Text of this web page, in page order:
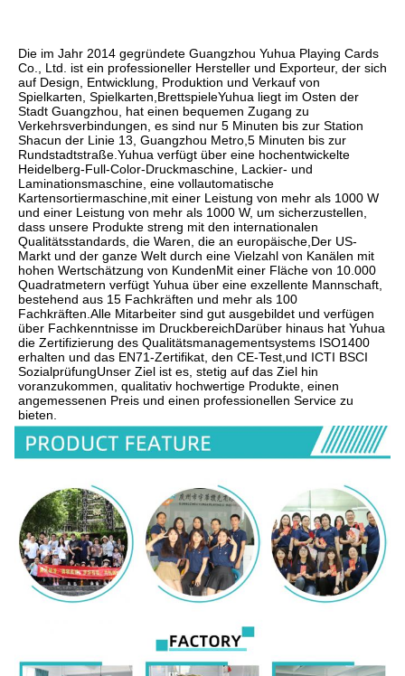
Die im Jahr 2014 gegründete Guangzhou Yuhua Playing Cards
Co., Ltd. ist ein professioneller Hersteller und Exporteur, der sich
auf Design, Entwicklung, Produktion und Verkauf von
Spielkarten, Spielkarten,BrettspieleYuhua liegt im Osten der
Stadt Guangzhou, hat einen bequemen Zugang zu
Verkehrsverbindungen, es sind nur 5 Minuten bis zur Station
Shacun der Linie 13, Guangzhou Metro,5 Minuten bis zur
Rundstadtstraße.Yuhua verfügt über eine hochentwickelte
Heidelberg-Full-Color-Druckmaschine, Lackier- und
Laminationsmaschine, eine vollautomatische
Kartensortiermaschine,mit einer Leistung von mehr als 1000 W
und einer Leistung von mehr als 1000 W, um sicherzustellen,
dass unsere Produkte streng mit den internationalen
Qualitätsstandards, die Waren, die an europäische,Der US-
Markt und der ganze Welt durch eine Vielzahl von Kanälen mit
hohen Wertschätzung von KundenMit einer Fläche von 10.000
Quadratmetern verfügt Yuhua über eine exzellente Mannschaft,
bestehend aus 15 Fachkräften und mehr als 100
Fachkräften.Alle Mitarbeiter sind gut ausgebildet und verfügen
über Fachkenntnisse im DruckbereichDarüber hinaus hat Yuhua
die Zertifizierung des Qualitätsmanagementsystems ISO1400
erhalten und das EN71-Zertifikat, den CE-Test,und ICTI BSCI
SozialprüfungUnser Ziel ist es, stetig auf das Ziel hin
voranzukommen, qualitativ hochwertige Produkte, einen
angemessenen Preis und einen professionellen Service zu
bieten.